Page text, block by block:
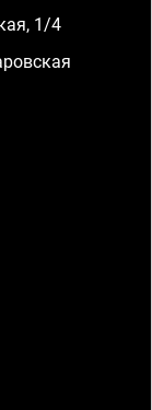
1/4